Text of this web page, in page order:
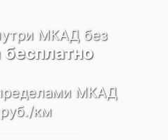
МКАД без
бесплатно
МКАД
км